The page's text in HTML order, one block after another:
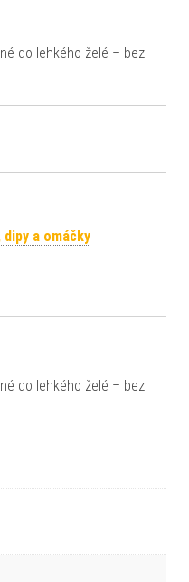
do lehkého želé – bez
a omáčky
do lehkého želé – bez